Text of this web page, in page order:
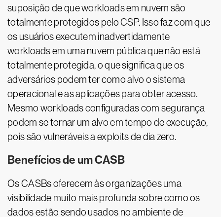
suposição de que workloads em nuvem são
totalmente protegidos pelo CSP. Isso faz com que
os usuários executem inadvertidamente
workloads em uma nuvem pública que não está
totalmente protegida, o que significa que os
adversários podem ter como alvo o sistema
operacional e as aplicações para obter acesso.
Mesmo workloads configuradas com segurança
podem se tornar um alvo em tempo de execução,
pois são vulneráveis a exploits de dia zero.
Benefícios de um CASB
Os CASBs oferecem às organizações uma
visibilidade muito mais profunda sobre como os
dados estão sendo usados no ambiente de